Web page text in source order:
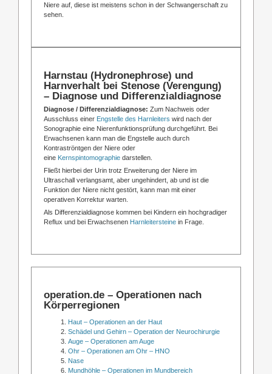
Niere auf, diese ist meistens schon in der Schwangerschaft zu
sehen.
Harnstau (Hydronephrose) und
Harnverhalt bei Stenose (Verengung)
– Diagnose und Differenzialdiagnose
Diagnose / Differenzialdiagnose: Zum Nachweis oder
Ausschluss einer Engstelle des Harnleiters wird nach der
Sonographie eine Nierenfunktionsprüfung durchgeführt. Bei
Erwachsenen kann man die Engstelle auch durch
Kontraströntgen der Niere oder
eine Kernspintomographiedarstellen.
Fließt hierbei der Urin trotz Erweiterung der Niere im
Ultraschall verlangsamt, aber ungehindert, ab und ist die
Funktion der Niere nicht gestört, kann man mit einer
operativen Korrektur warten.
Als Differenzialdiagnose kommen bei Kindern ein hochgradiger
Reflux und bei Erwachsenen Harnleitersteinein Frage.
operation.de – Operationen nach
Körperregionen
Haut – Operationen an der Haut
Schädel und Gehirn – Operation der Neurochirurgie
Auge – Operationen am Auge
Ohr – Operationen am Ohr – HNO
Nase
Mundhöhle – Operationen im Mundbereich